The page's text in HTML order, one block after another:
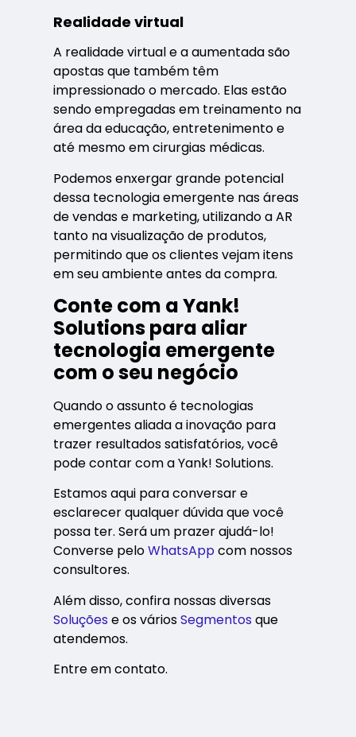
Realidade virtual
A realidade virtual e a aumentada são
apostas que também têm
impressionado o mercado. Elas estão
sendo empregadas em treinamento na
área da educação, entretenimento e
até mesmo em cirurgias médicas.
Podemos enxergar grande potencial
dessa tecnologia emergente nas áreas
de vendas e marketing, utilizando a AR
tanto na visualização de produtos,
permitindo que os clientes vejam itens
em seu ambiente antes da compra.
Conte com a Yank!
Solutions para aliar
tecnologia emergente
com o seu negócio
Quando o assunto é tecnologias
emergentes aliada a inovação para
trazer resultados satisfatórios, você
pode contar com a Yank! Solutions.
Estamos aqui para conversar e
esclarecer qualquer dúvida que você
possa ter. Será um prazer ajudá-lo!
Converse peloWhatsAppcom nossos
consultores.
Além disso, confira nossas diversas
Soluções e os váriosSegmentos que
atendemos.
Entre em contato.